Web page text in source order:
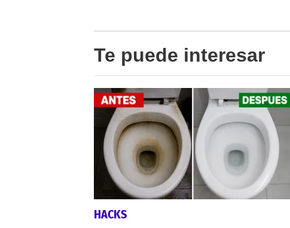
Te puede interesar
HACKS